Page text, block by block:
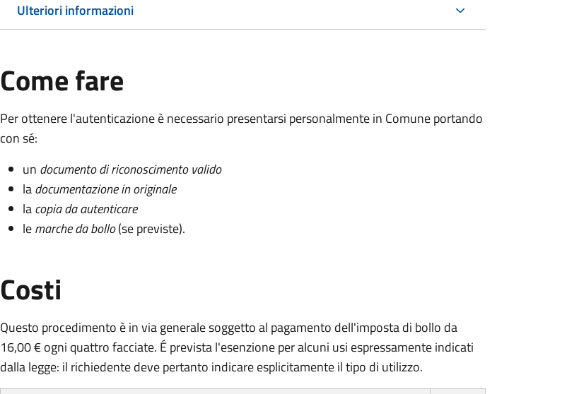
Ulteriori informazioni
Come fare
Per ottenere l'autenticazione è necessario presentarsi personalmente in Comune portando
con sé:
un documento di riconoscimento valido
ladocumentazione in originale
lacopia da autenticare
lemarche da bollo(se previste).
Costi
Questo procedimento è in via generale soggetto al pagamento dell'imposta di bollo da
16,00 € ogni quattro facciate. É prevista l'esenzione per alcuni usi espressamente indicati
dalla legge: il richiedente deve pertanto indicare esplicitamente il tipo di utilizzo.